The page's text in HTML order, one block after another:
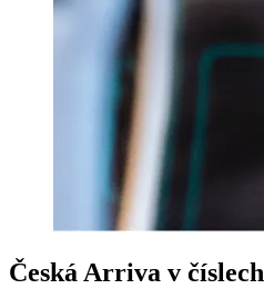
Česká Arriva v číslech